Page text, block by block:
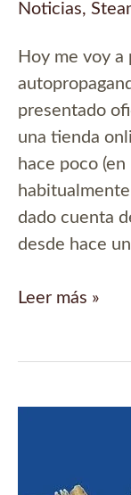
Noticias,
Hoy me voy
presentado
una tienda
hace poco
dado cuenta
desde hace
Senderos
fantasía
Leer más »